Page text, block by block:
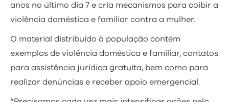
anos no último dia 7 e cria mecanismos para coibir a
violência doméstica e familiar contra a mulher.
O material distribuído à população contém
exemplos de violência doméstica e familiar, contatos
para assistência jurídica gratuita, bem como para
realizar denúncias e receber apoio emergencial.